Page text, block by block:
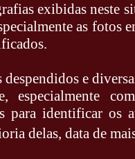
exibidas neste
as fotos
e
especialmente
para identificar os
delas, data de